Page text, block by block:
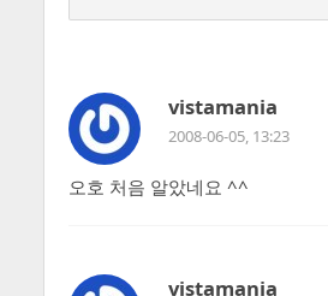
vistamania
2008-06-05, 13:23
오호 처음 알았네요 ^^
vistamania